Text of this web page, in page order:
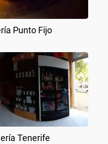
Punto Fijo
Tenerife